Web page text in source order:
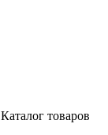
Каталог товаров